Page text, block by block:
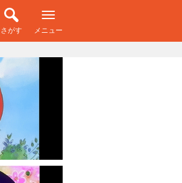
さがす メニュー